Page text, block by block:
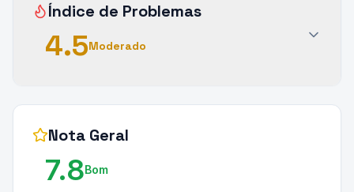
Índice de Problemas
4.5Moderado
Nota Geral
7.8Bom